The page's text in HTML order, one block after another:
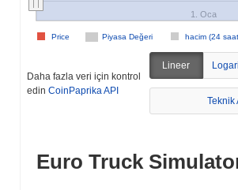
Piyasa Değeri hacim (24
Price
1. Oca
Daha fazla veri için kontrol
edin CoinPaprika API
Lineer
Teknik
Euro Truck